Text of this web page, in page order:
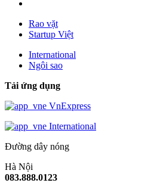
Rao vặt
Startup Việt
International
Ngôi sao
Tải ứng dụng
VnExpress
International
Đường dây nóng
Hà Nội
083.888.0123